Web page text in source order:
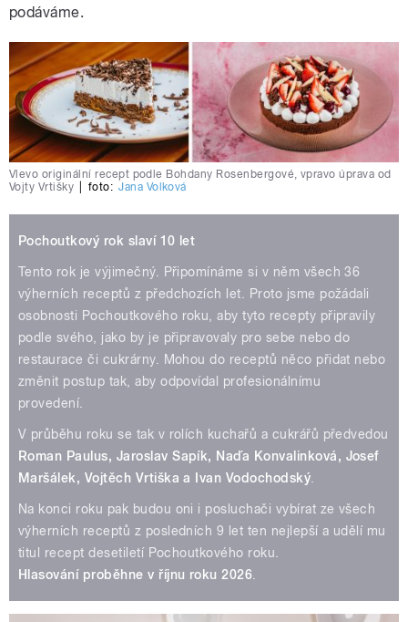
podáváme.
Vlevo originální recept podle Bohdany Rosenbergové, vpravo úprava od
Vojty Vrtišky
foto: Jana Volková
Pochoutkový rok slaví 10 let
Tento rok je výjimečný. Připomínáme si v něm všech 36
výherních receptů z předchozích let. Proto jsme požádali
osobnosti Pochoutkového roku, aby tyto recepty připravily
podle svého, jako by je připravovaly pro sebe nebo do
restaurace či cukrárny. Mohou do receptů něco přidat nebo
změnit postup tak, aby odpovídal profesionálnímu
provedení.
V průběhu roku se tak v rolích kuchařů a cukrářů předvedou
Roman Paulus, Jaroslav Sapík, Naďa Konvalinková, Josef
Maršálek, Vojtěch Vrtiška a Ivan Vodochodský.
Na konci roku pak budou oni i posluchači vybírat ze všech
výherních receptů z posledních 9 let ten nejlepší a udělí mu
titul recept desetiletí Pochoutkového roku.
Hlasování proběhne v říjnu roku 2026.